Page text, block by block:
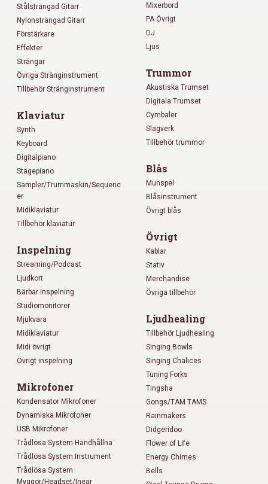
Stålsträngad Gitarr
Nylonsträngad Gitarr
Förstärkare
Effekter
Strängar
Övriga Stränginstrument
Tillbehör Stränginstrument
Klaviatur
Synth
Keyboard
Digitalpiano
Stagepiano
Sampler/Trummaskin/Sequenc
er
Midiklaviatur
Tillbehör klaviatur
Inspelning
Streaming/Podcast
Ljudkort
Bärbar inspelning
Studiomonitorer
Mjukvara
Midiklaviatur
Midi övrigt
Övrigt inspelning
Mikrofoner
Kondensator Mikrofoner
Dynamiska Mikrofoner
USB Mikrofoner
Trådlösa System Handhållna
Trådlösa System Instrument
Trådlösa System
Myggor/Headset/Inear
Mixerbord
PA Övrigt
DJ
Ljus
Trummor
Akustiska Trumset
Digitala Trumset
Cymbaler
Slagverk
Tillbehör trummor
Blås
Munspel
Blåsinstrument
Övrigt blås
Övrigt
Kablar
Stativ
Merchandise
Övriga tillbehör
Ljudhealing
Tillbehör Ljudhealing
Singing Bowls
Singing Chalices
Tuning Forks
Tingsha
Gongs/TAM TAMS
Rainmakers
Didgeridoo
Flower of Life
Energy Chimes
Bells